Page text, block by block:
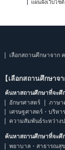
แผนผังเว็บไซต์
เลือกสถานศึกษาจาก
【เลือกสถานศึกษาจ
ค้นหาสถานศึกษาที่จะศึ
อักษรศาสตร์
ภาษา
เศรษฐศาสตร์・บริห
ความสัมพันธ์ระหว่าง
ค้นหาสถานศึกษาที่จะศึ
พยาบาล・สาธารณสุ